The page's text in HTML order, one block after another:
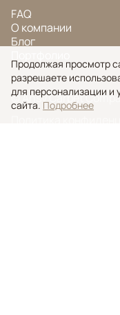
FAQ
О компании
Блог
© Ansy Carpet
Продолжая просмотр
разрешаете
для персонализации и
сайта. Подробнее